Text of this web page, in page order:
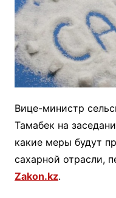
Вице-министр
Тамабек на
какие меры будут
сахарной отрасли,
Zakon.kz.